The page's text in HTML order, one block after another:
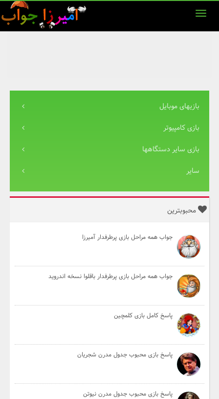
بازیهای موبایل
بازی کامپیوتر
بازی سایر دستگاهها
سایر
محبوبترین
جواب همه مراحل بازی پرطرفدار آمیرزا
جواب همه مراحل بازی پرطرفدار باقلوا نسخه اندروید
پاسخ کامل بازی کلمچین
پاسخ بازی محبوب جدول مدرن شجریان
پاسخ بازی محبوب جدول مدرن نیوتن